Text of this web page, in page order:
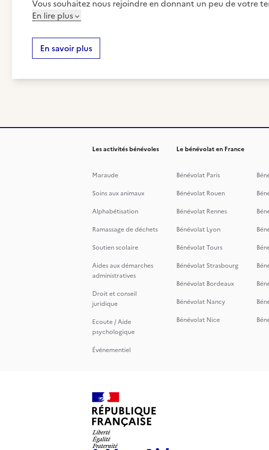
Vous souhaitez nous rejoindre en donnant un peu de votre
En lire plus
En savoir plus
Les activités bénévoles
Maraude
Soins aux animaux
Alphabétisation
Ramassage de déchets
Soutien scolaire
Aides aux démarches
administratives
Droit et conseil
juridique
Ecoute / Aide
psychologique
Événementiel
Le bénévolat en France
Bénévolat Paris
Bénévolat Rouen
Bénévolat Rennes
Bénévolat Lyon
Bénévolat Tours
Bénévolat Strasbourg
Bénévolat Bordeaux
Bénévolat Nancy
Bénévolat Nice